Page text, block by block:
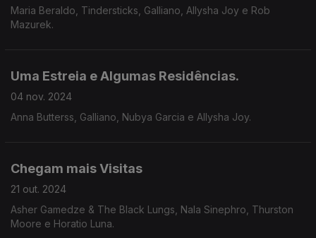
Maria Beraldo, Tindersticks, Galliano, Allysha Joy e Rob
Mazurek.
Uma Estreia e Algumas Residências.
04 nov. 2024
Anna Butterss, Galliano, Nubya Garcia e Allysha Joy.
Chegam mais Visitas
21 out. 2024
Asher Gamedze & The Black Lungs, Nala Sinephro, Thurston
Moore e Horatio Luna.